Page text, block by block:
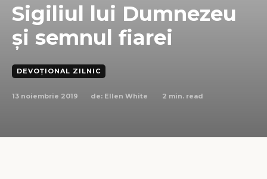
Sigiliul lui Dumnezeu
și semnul fiarei
DEVOȚIONAL ZILNIC
13 noiembrie 2019 de: Ellen White 2 min. read